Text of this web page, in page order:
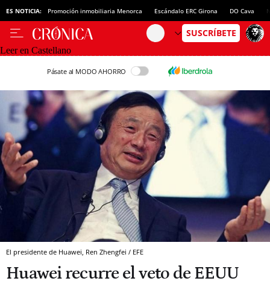
ES NOTICIA: Promoción inmobiliaria Menorca Escándalo ERC Girona DO Cava
Leer en Castellano
Pásate al MODO AHORRO
El presidente de Huawei, Ren Zhengfei / EFE
Huawei recurre el veto de EEUU